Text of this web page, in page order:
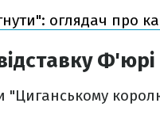
оглядач про
Ф'юрі
"Циганському